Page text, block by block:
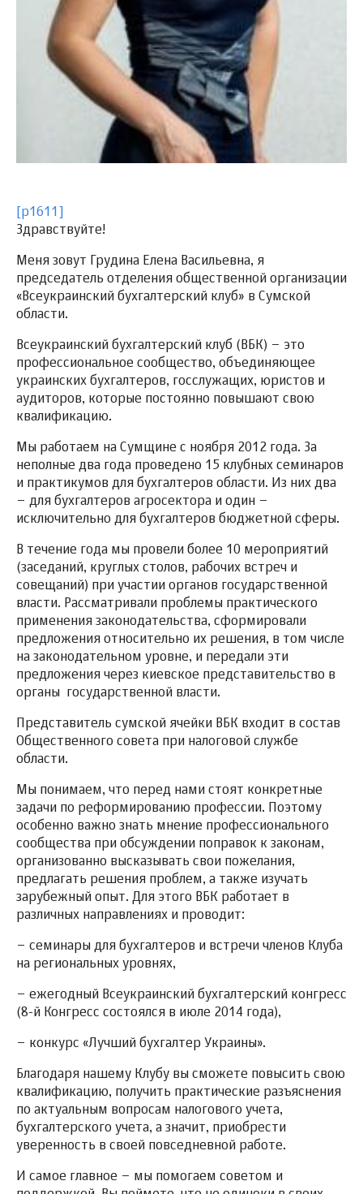
[p1611]
Здравствуйте!
Меня зовут Грудина Елена Васильевна, я
председатель отделения общественной организации
«Всеукраинский бухгалтерский клуб» в Сумской
области.
Всеукраинский бухгалтерский клуб (ВБК) – это
профессиональное сообщество, объединяющее
украинских бухгалтеров, госслужащих, юристов и
аудиторов, которые постоянно повышают свою
квалификацию.
Мы работаем на Сумщине с ноября 2012 года. За
неполные два года проведено 15 клубных семинаров
и практикумов для бухгалтеров области. Из них два
– для бухгалтеров агросектора и один –
исключительно для бухгалтеров бюджетной сферы.
В течение года мы провели более 10 мероприятий
(заседаний, круглых столов, рабочих встреч и
совещаний) при участии органов государственной
власти. Рассматривали проблемы практического
применения законодательства, сформировали
предложения относительно их решения, в том числе
на законодательном уровне, и передали эти
предложения через киевское представительство в
органы государственной власти.
Представитель сумской ячейки ВБК входит в состав
Общественного совета при налоговой службе
области.
Мы понимаем, что перед нами стоят конкретные
задачи по реформированию профессии. Поэтому
особенно важно знать мнение профессионального
сообщества при обсуждении поправок к законам,
организованно высказывать свои пожелания,
предлагать решения проблем, а также изучать
зарубежный опыт. Для этого ВБК работает в
различных направлениях и проводит:
– семинары для бухгалтеров и встречи членов Клуба
на региональных уровнях,
– ежегодный Всеукраинский бухгалтерский конгресс
(8-й Конгресс состоялся в июле 2014 года),
– конкурс «Лучший бухгалтер Украины».
Благодаря нашему Клубу вы сможете повысить свою
квалификацию, получить практические разъяснения
по актуальным вопросам налогового учета,
бухгалтерского учета, а значит, приобрести
уверенность в своей повседневной работе.
И самое главное – мы помогаем советом и